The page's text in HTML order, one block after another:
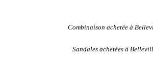
Combinaison achetée à
Sandales achetées à